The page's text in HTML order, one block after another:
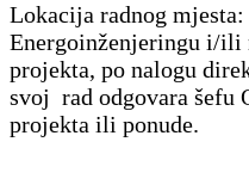
Lokacija radnog
Energoinženjeringu i/ili
projekta, po nalogu
svoj rad odgovara šefu
projekta ili ponude.